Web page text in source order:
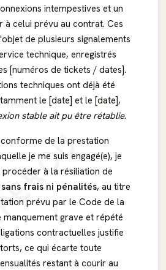
intempestives et un
celui prévu au contrat. Ces
de plusieurs signalements
technique, enregistrés
[numéros de tickets / dates].
techniques ont déjà été
le [date] et le [date],
stable ait pu être rétablie.
de la prestation
je me suis engagé(e), je
à la résiliation de
sans frais ni pénalités, au titre
prévu par le Code de la
manquement grave et répété
contractuelles justifie
ce qui écarte toute
restant à courir au